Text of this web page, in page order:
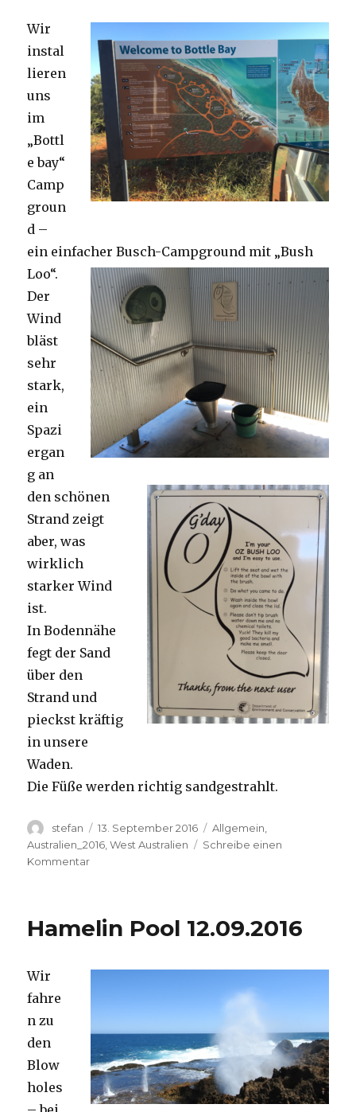
Wir
instal
lieren
uns
im
„Bottl
e bay“
Camp
groun
d –
ein einfacher Busch-Campground mit „Bush
Loo“.
Der
Wind
bläst
sehr
stark,
ein
Spazi
ergan
g an
den schönen
Strand zeigt
aber, was
wirklich
starker Wind
ist.
In Bodennähe
fegt der Sand
über den
Strand und
pieckst kräftig
in unsere
Waden.
Die Füße werden richtig sandgestrahlt.
Autor
stefan
Veröffentlicht
am
13. September 2016 Kategorien
Allgemein
Australien_2016 ,West Australien
Schreibe einen
Kommentarzu
Hamelin Pool 12.09.2016
Wir
fahre
n zu
den
Blow
holes